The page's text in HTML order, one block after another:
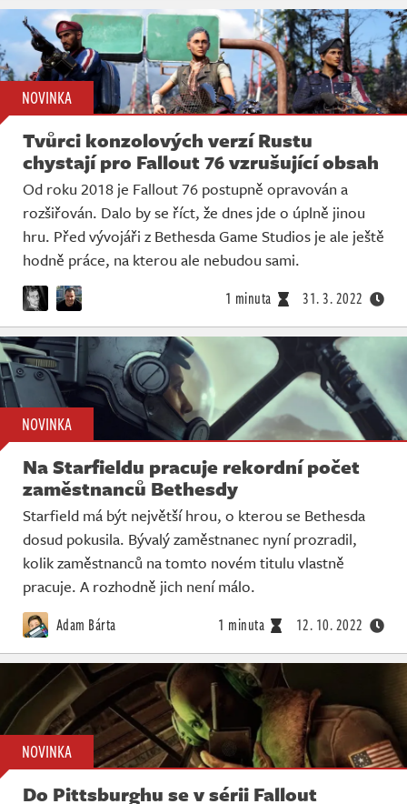
NOVINKA
Tvůrci konzolových verzí Rustu
chystají pro Fallout 76 vzrušující obsah
Od roku 2018 je Fallout 76 postupně opravován a
rozšiřován. Dalo by se říct, že dnes jde o úplně jinou
hru. Před vývojáři z Bethesda Game Studios je ale ještě
hodně práce, na kterou ale nebudou sami.
1 minuta 31. 3. 2022
NOVINKA
Na Starfieldu pracuje rekordní počet
zaměstnanců Bethesdy
Starfield má být největší hrou, o kterou se Bethesda
dosud pokusila. Bývalý zaměstnanec nyní prozradil,
kolik zaměstnanců na tomto novém titulu vlastně
pracuje. A rozhodně jich není málo.
Adam Bárta 1 minuta 12. 10. 2022
NOVINKA
Do Pittsburghu se v sérii Fallout